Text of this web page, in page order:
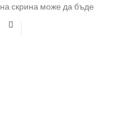
на скрина може да бъде